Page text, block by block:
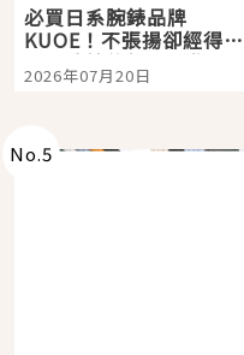
必買日系腕錶品牌
KUOE！不張揚卻經得起
時間洗鍊的經典之作五
選
2026年07月20日
No.5